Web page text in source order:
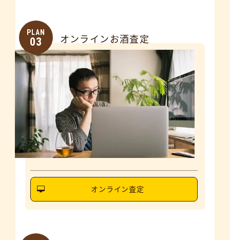
PLAN
03 オンラインお酒査定
オンライン査定